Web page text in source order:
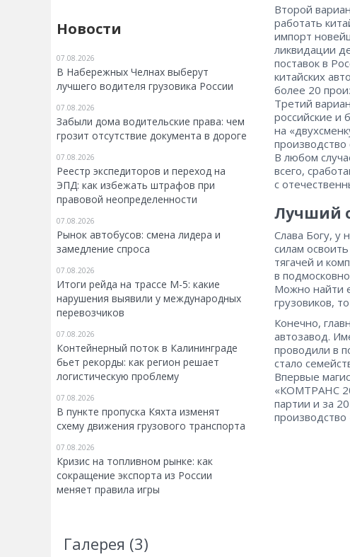
Новости
07.08.2026
В Набережных Челнах выберут
лучшего водителя грузовика России
07.08.2026
Забыли дома водительские права: чем
грозит отсутствие документа в дороге
07.08.2026
Реестр экспедиторов и переход на
ЭПД: как избежать штрафов при
правовой неопределенности
07.08.2026
Рынок автобусов: смена лидера и
замедление спроса
07.08.2026
Итоги рейда на трассе М-5: какие
нарушения выявили у международных
перевозчиков
07.08.2026
Контейнерный поток в Калининграде
бьет рекорды: как регион решает
логистическую проблему
07.08.2026
В пункте пропуска Кяхта изменят
схему движения грузового транспорта
07.08.2026
Кризис на топливном рынке: как
сокращение экспорта из России
меняет правила игры
Галерея (3)
Второй
работать
импорт
ликвидации
поставок в
китайских
более 20
Третий
российские и
на
В любом
всего,
с
Лучший
Слава Богу,
силам
тягачей и
в
Можно найти
грузовиков,
Конечно,
автозавод.
проводили в
стало
Впервые
«КОМТРАНС
партии и за